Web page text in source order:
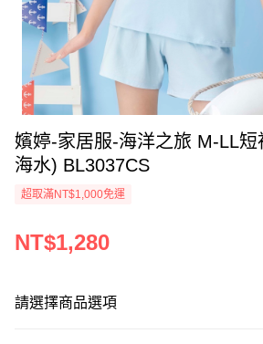
嬪婷-家居服-海洋之旅 M-LL短
海水) BL3037CS
超取滿NT$1,000免運
NT$1,280
請選擇商品選項